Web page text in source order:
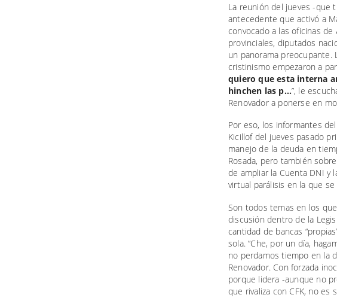
La reunión del jueves -que
antecedente que activó a
convocado a las oficinas
provinciales, diputados
un panorama preocupante.
cristinismo empezaron a
quiero que esta interna
hinchen las p…”, le
Renovador a ponerse en
Por eso, los informantes
Kicillof del jueves pasado
manejo de la deuda en
Rosada, pero también
de ampliar la Cuenta DNI y
virtual parálisis en la que
Son todos temas en los
discusión dentro de la
cantidad de bancas
sola. “Che, por un día,
no perdamos tiempo en la
Renovador. Con forzada
porque lidera -aunque no
que rivaliza con CFK, no es